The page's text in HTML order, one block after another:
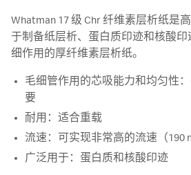
Whatman 17 级 Chr 纤维素层析纸是
于制备纸层析、蛋白质印迹和核酸
细作用的厚纤维素层析纸。
毛细管作用的芯吸能力和均匀性
要
耐用：适合重载
流速：可实现非常高的流速（190
广泛用于：蛋白质和核酸印迹